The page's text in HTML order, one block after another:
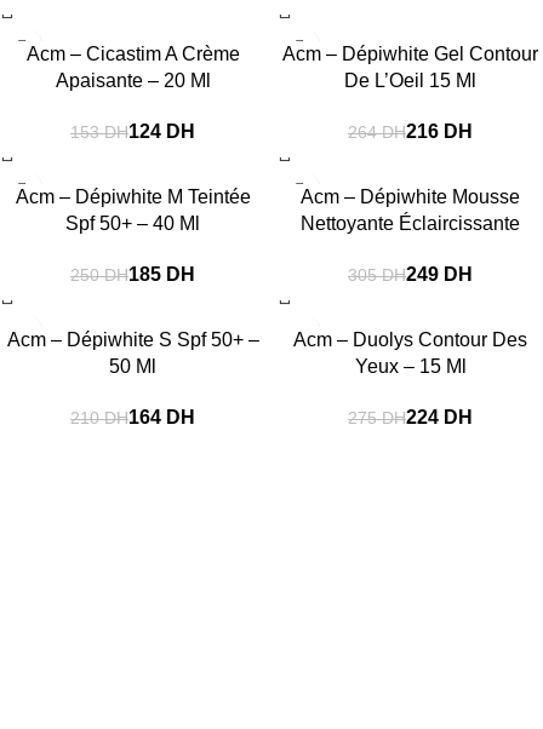
Acm – Cicastim A Crème
Apaisante – 20 Ml
153DH124 DH
Acm – Dépiwhite Gel Contour
De L’Oeil 15 Ml
264DH216 DH
Acm – Dépiwhite M Teintée
Spf 50+ – 40 Ml
250DH185 DH
Acm – Dépiwhite Mousse
Nettoyante Éclaircissante
305DH249 DH
Acm – Dépiwhite S Spf 50+ –
50 Ml
210DH164 DH
Acm – Duolys Contour Des
Yeux – 15 Ml
275DH224 DH